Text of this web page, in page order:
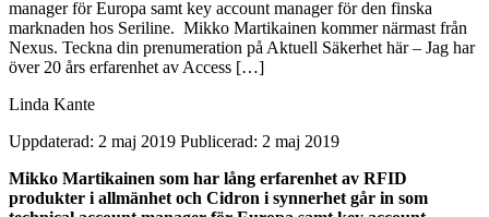
manager för Europa samt key account manager för den finska
marknaden hos Seriline. Mikko Martikainen kommer närmast från
Nexus. Teckna din prenumeration på Aktuell Säkerhet här – Jag har
över 20 års erfarenhet av Access […]
Linda Kante
Uppdaterad: 2 maj 2019 Publicerad: 2 maj 2019
Mikko Martikainen som har lång erfarenhet av RFID
produkter i allmänhet och Cidron i synnerhet går in som